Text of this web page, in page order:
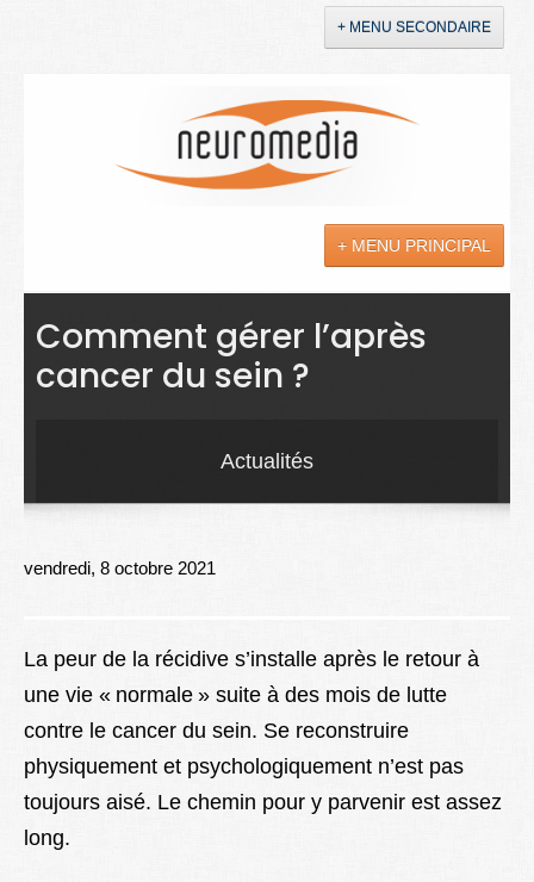
+ MENU SECONDAIRE
+ MENU PRINCIPAL
Actualités
Sciences
Droit
Lexique
Comment gérer l’après
cancer du sein ?
Actualités
vendredi, 8 octobre 2021
La peur de la récidive s’installe après le retour à
une vie « normale » suite à des mois de lutte
contre le cancer du sein. Se reconstruire
physiquement et psychologiquement n’est pas
toujours aisé. Le chemin pour y parvenir est assez
long.